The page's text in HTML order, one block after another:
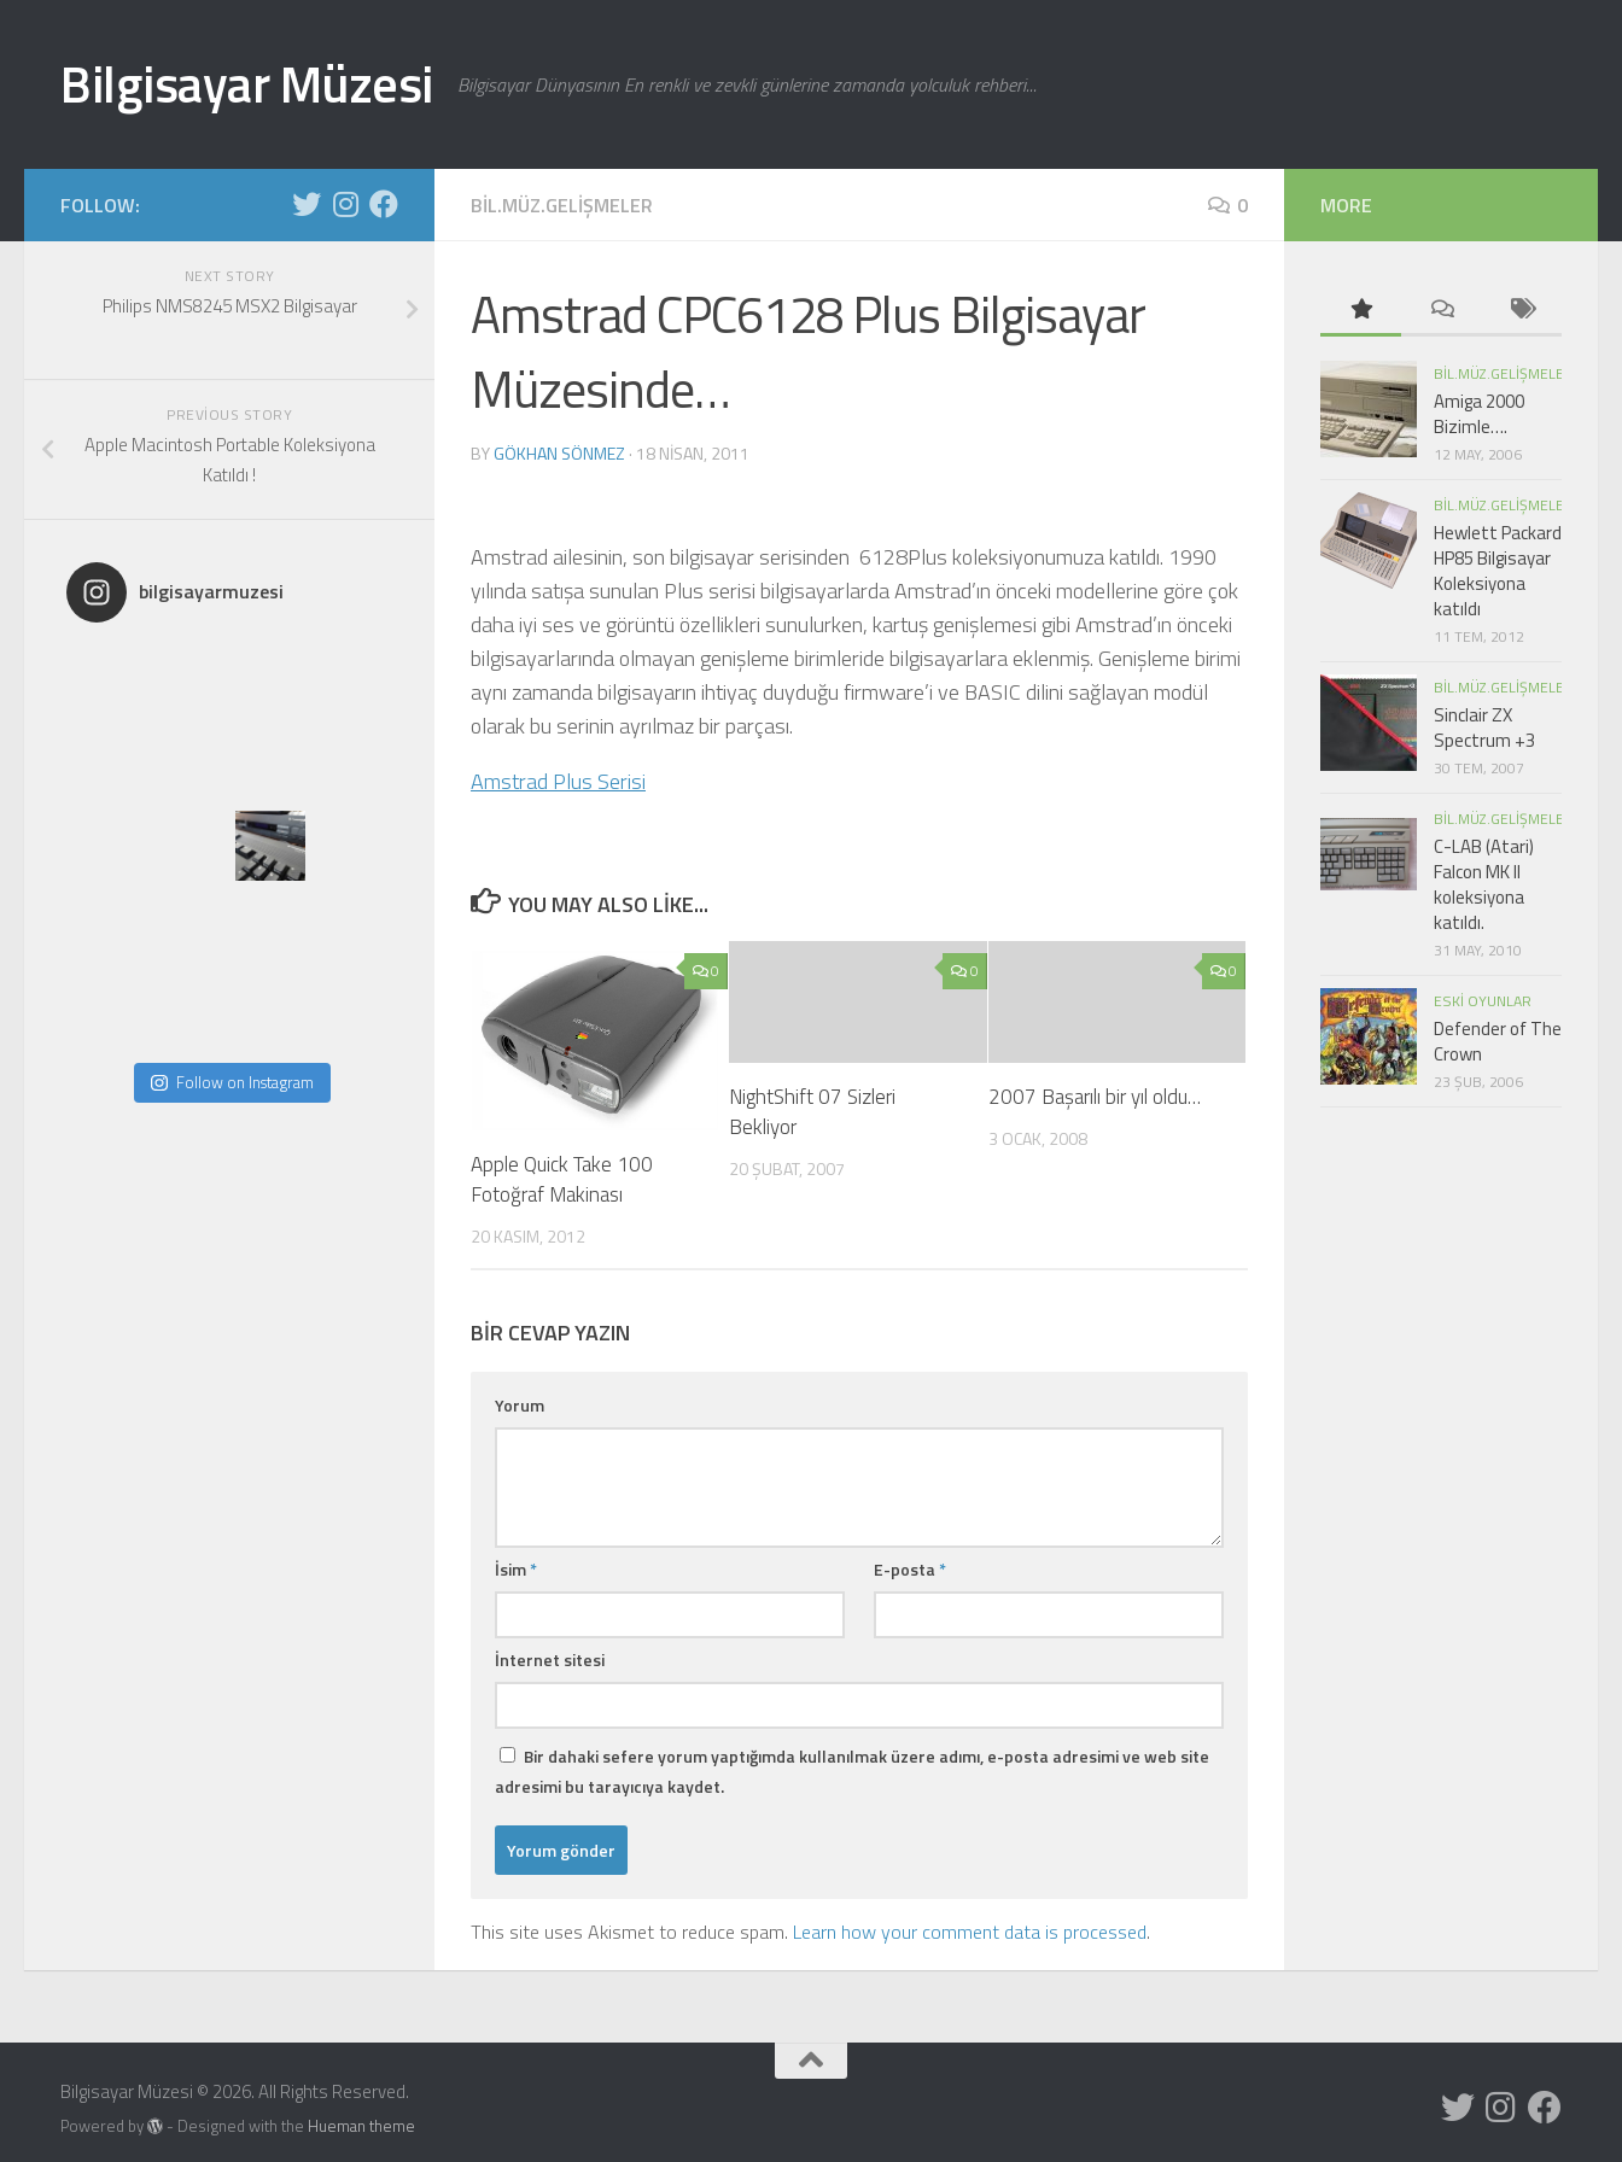
Bilgisayar Müzesi Bilgisayar Dünyasının En renkli ve zevkli günlerine zamanda yolculuk rehberi...
BIL.MÜZ.GELIŞMELER 0
Amstrad CPC6128 Plus Bilgisayar
Müzesinde…
BYGÖKHAN SÖNMEZ · 18 NISAN, 2011
Amstrad ailesinin, son bilgisayar serisinden 6128Plus koleksiyonumuza katıldı. 1990
yılında satışa sunulan Plus serisi bilgisayarlarda Amstrad’ın önceki modellerine göre çok
daha iyi ses ve görüntü özellikleri sunulurken, kartuş genişlemesi gibi Amstrad’ın önceki
bilgisayarlarında olmayan genişleme birimleride bilgisayarlara eklenmiş. Genişleme birimi
aynı zamanda bilgisayarın ihtiyaç duyduğu firmware’i ve BASIC dilini sağlayan modül
olarak bu serinin ayrılmaz bir parçası.
Amstrad Plus Serisi
YOU MAY ALSO LIKE...
0
Apple Quick Take 100
Fotoğraf Makinası
20 KASIM, 2012
0
NightShift 07 Sizleri
Bekliyor
20 ŞUBAT, 2007
0
2007 Başarılı bir yıl oldu…
3 OCAK, 2008
BIR CEVAP YAZIN
Yorum
İsim* E-posta *
İnternet sitesi
Bir dahaki sefere yorum yaptığımda kullanılmak üzere adımı, e-posta adresimi ve web site
adresimi bu tarayıcıya kaydet.
This site uses Akismet to reduce spam. Learn how your comment data is processed.
FOLLOW:
NEXT STORY
Philips NMS8245 MSX2 Bilgisayar
PREVIOUS STORY
Apple Macintosh Portable Koleksiyona
Katıldı !
bilgisayarmuzesi
Follow on Instagram
MORE
BIL.MÜZ.GELIŞMELER
Amiga 2000
Bizimle….
12 MAY, 2006
BIL.MÜZ.GELIŞMELER
Hewlett Packard
HP85 Bilgisayar
Koleksiyona
katıldı
11 TEM, 2012
BIL.MÜZ.GELIŞMELER
Sinclair ZX
Spectrum +3
30 TEM, 2007
BIL.MÜZ.GELIŞMELER
C-LAB (Atari)
Falcon MK II
koleksiyona
katıldı.
31 MAY, 2010
ESKI OYUNLAR
Defender of The
Crown
23 ŞUB, 2006
Bilgisayar Müzesi © 2026. All Rights Reserved.
Powered by - Designed with the Hueman theme